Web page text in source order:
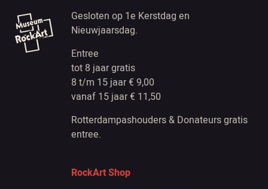
Gesloten op 1e Kerstdag en
Nieuwjaarsdag.
Entree
tot 8 jaar gratis
8 t/m 15 jaar € 9,00
vanaf 15 jaar € 11,50
Rotterdampashouders & Donateurs gratis
entree.
RockArt Shop